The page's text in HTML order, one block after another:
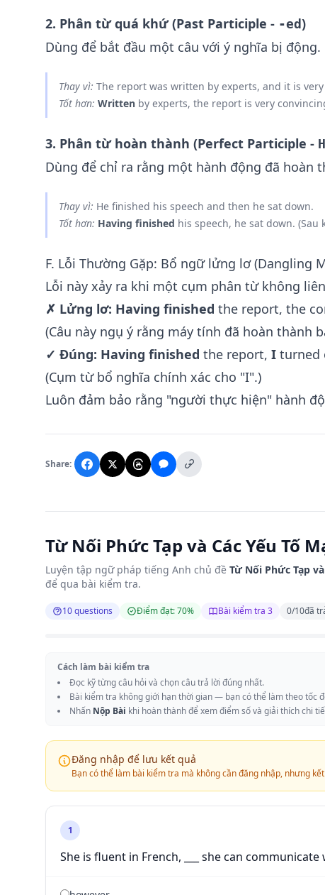
2. Phân từ quá khứ (Past Participle - -ed)
Dùng để bắt đầu một câu với ý nghĩa bị động.
Thay vì: The report was written by experts, and it is
Tốt hơn: Written by experts, the report is very
3. Phân từ hoàn thành (Perfect Participle -
Dùng để chỉ ra rằng một hành động đã
Thay vì: He finished his speech and then he sat down.
Tốt hơn: Having finished his speech, he sat down.
F. Lỗi Thường Gặp: Bổ ngữ lửng lơ (Dangling
Lỗi này xảy ra khi một cụm phân từ không
✗ Lửng lơ: Having finished the report, the
(Câu này ngụ ý rằng máy tính đã hoàn thành
✓ Đúng: Having finished the report, I turned
(Cụm từ bổ nghĩa chính xác cho "I".)
Luôn đảm bảo rằng "người thực hiện" hành
Share:
Từ Nối Phức Tạp và Các Yếu Tố
Luyện tập ngữ pháp tiếng Anh chủ đề Từ Nối Phức Tạp
để qua bài kiểm tra.
10 questions Điểm đạt: 70% Bài kiểm tra 3 0/10đã
Cách làm bài kiểm tra
Đọc kỹ từng câu hỏi và chọn câu trả lời đúng nhất.
Bài kiểm tra không giới hạn thời gian — bạn có thể làm theo tốc
Nhấn Nộp Bài khi hoàn thành để xem điểm số và giải thích chi
Đăng nhập để lưu kết quả
Bạn có thể làm bài kiểm tra mà không cần đăng nhập, nhưng
1
She is fluent in French, ___ she can